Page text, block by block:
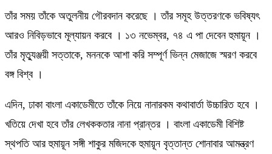
তাঁর সময় তাঁকে অতুলনীয় গৌরবদান করেছে । তাঁর সমূহ উত্তরণকে ভবিষ্যৎ
আরও নিবিড়ভাবে মূল্যায়ন করবে । ১৩ নভেম্বর, ৭৪ এ পা দেবেন হুমায়ূন ।
তাঁর মৃত্যুঞ্জয়ী সত্তাকে, মননকে আশা করি সম্পূর্ণ ভিন্ন মেজাজে স্মরণ করবে
বঙ্গ বিশ্ব ।
এদিন, ঢাকা বাংলা একাডেমীতে তাঁকে নিয়ে নানারকম কথাবার্তা উচ্চারিত হবে ।
খতিয়ে দেখা হবে তাঁর লেখককতার নানা প্রান্তর । বাংলা একাডেমী বিশিষ্ট
স্থপতি আর হুমায়ূন সঙ্গী শাকুর মজিদকে হুমায়ূন বৃত্তান্ত শোনাবার আমন্ত্রণ